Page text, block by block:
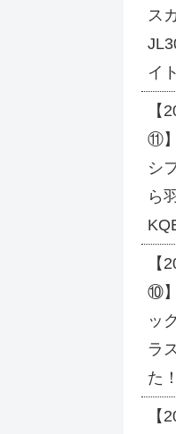
ス
イ
【
⑪
シ
ら
【
⑩
ッ
ラ
た！
【